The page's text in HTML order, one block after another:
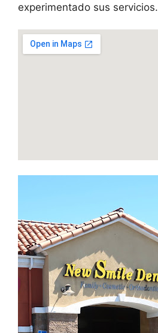
experimentado sus servicios.